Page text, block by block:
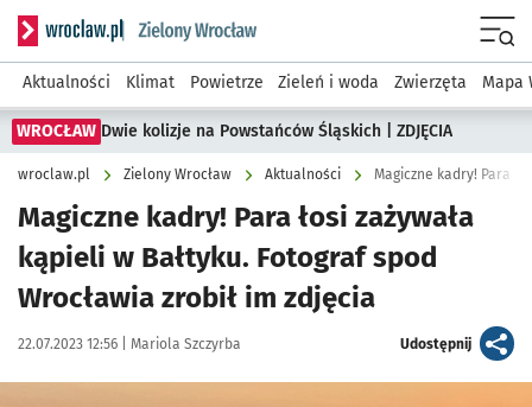
Serwis informacyjny wroclaw.pl podserwis: Środowisko we
Aktualności Klimat Powietrze Zieleń i woda Zwierzęta Mapa
WROCŁAW Dwie kolizje na Powstańców Śląskich | ZDJĘCIA
wroclaw.pl Zielony Wrocław Aktualności
Magiczne kadry! Para łosi zażywała
kąpieli w Bałtyku. Fotograf spod
Wrocławia zrobił im zdjęcia
Data publikacji:
22.07.2023 12:56 | Autor:
Mariola Szczyrba Udostępnijartykuł